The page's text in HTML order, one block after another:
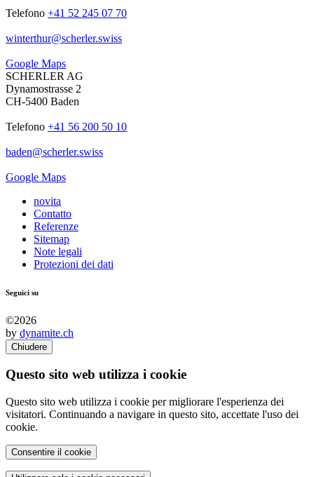
Telefono +41 52 245 07 70
winterthur@scherler.swiss
Google Maps
SCHERLER AG
Dynamostrasse 2
CH-5400 Baden
Telefono +41 56 200 50 10
baden@scherler.swiss
Google Maps
novita
Contatto
Referenze
Sitemap
Note legali
Protezioni dei dati
Seguici su
©2026
by dynamite.ch
Chiudere
Questo sito web utilizza i cookie
Questo sito web utilizza i cookie per migliorare l'esperienza dei
visitatori. Continuando a navigare in questo sito, accettate l'uso dei
cookie.